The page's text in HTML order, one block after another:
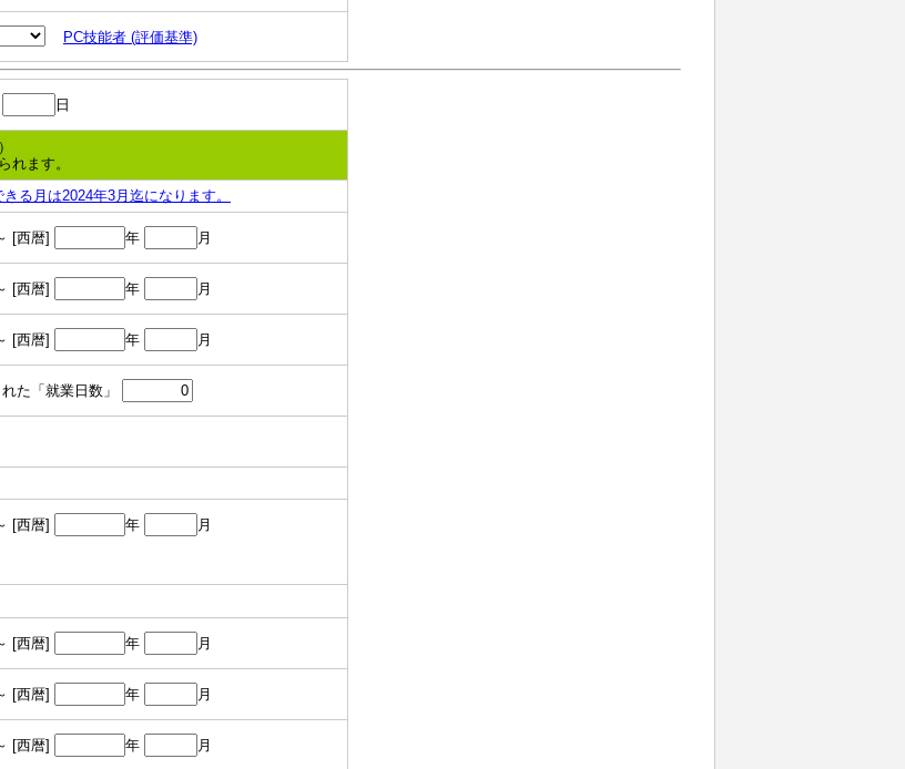
PC技能者 (評価基準)
日
れます。
る月は2024年3月迄になります。
[西暦] 年 月
[西暦] 年 月
[西暦] 年 月
た「就業日数」
[西暦] 年 月
[西暦] 年 月
[西暦] 年 月
[西暦] 年 月